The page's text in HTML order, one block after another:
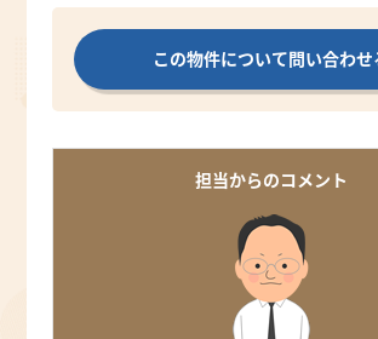
この物件について問い合わせ
担当からのコメント